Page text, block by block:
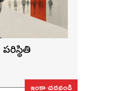
ఇంకా చదవండి